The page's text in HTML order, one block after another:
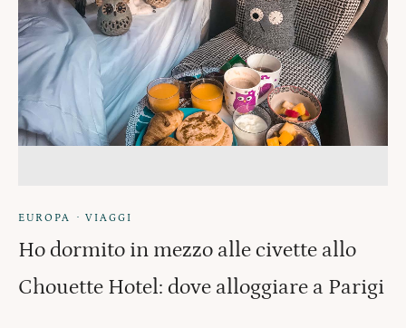
EUROPA · VIAGGI
Ho dormito in mezzo alle civette allo
Chouette Hotel: dove alloggiare a Parigi